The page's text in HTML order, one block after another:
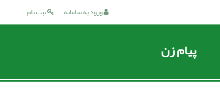
ثبت نام ورود به سامانه
پیام زن